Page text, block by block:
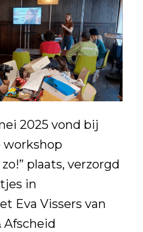
2025 vond bij
workshop
plaats, verzorgd
in
Eva Vissers van
Afscheid